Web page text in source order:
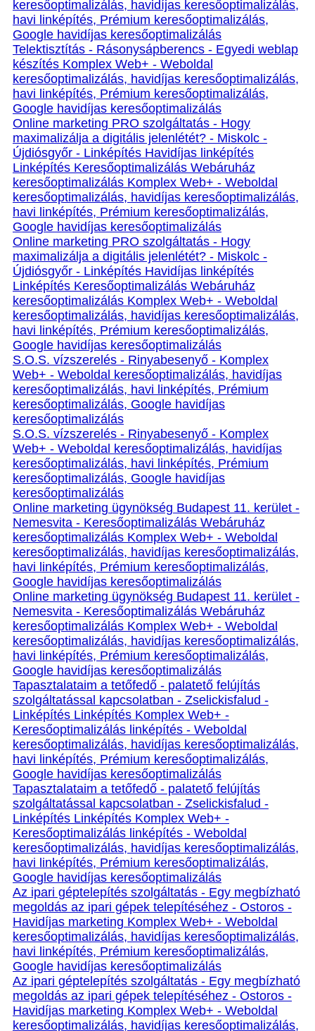
keresőoptimalizálás, havidíjas keresőoptimalizálás,
havi linképítés, Prémium keresőoptimalizálás,
Google havidíjas keresőoptimalizálás
Telektisztítás - Rásonysápberencs - Egyedi weblap
készítés Komplex Web+ - Weboldal
keresőoptimalizálás, havidíjas keresőoptimalizálás,
havi linképítés, Prémium keresőoptimalizálás,
Google havidíjas keresőoptimalizálás
Online marketing PRO szolgáltatás - Hogy
maximalizálja a digitális jelenlétét? - Miskolc -
Újdiósgyőr - Linképítés Havidíjas linképítés
Linképítés Keresőoptimalizálás Webáruház
keresőoptimalizálás Komplex Web+ - Weboldal
keresőoptimalizálás, havidíjas keresőoptimalizálás,
havi linképítés, Prémium keresőoptimalizálás,
Google havidíjas keresőoptimalizálás
Online marketing PRO szolgáltatás - Hogy
maximalizálja a digitális jelenlétét? - Miskolc -
Újdiósgyőr - Linképítés Havidíjas linképítés
Linképítés Keresőoptimalizálás Webáruház
keresőoptimalizálás Komplex Web+ - Weboldal
keresőoptimalizálás, havidíjas keresőoptimalizálás,
havi linképítés, Prémium keresőoptimalizálás,
Google havidíjas keresőoptimalizálás
S.O.S. vízszerelés - Rinyabesenyő - Komplex
Web+ - Weboldal keresőoptimalizálás, havidíjas
keresőoptimalizálás, havi linképítés, Prémium
keresőoptimalizálás, Google havidíjas
keresőoptimalizálás
S.O.S. vízszerelés - Rinyabesenyő - Komplex
Web+ - Weboldal keresőoptimalizálás, havidíjas
keresőoptimalizálás, havi linképítés, Prémium
keresőoptimalizálás, Google havidíjas
keresőoptimalizálás
Online marketing ügynökség Budapest 11. kerület -
Nemesvita - Keresőoptimalizálás Webáruház
keresőoptimalizálás Komplex Web+ - Weboldal
keresőoptimalizálás, havidíjas keresőoptimalizálás,
havi linképítés, Prémium keresőoptimalizálás,
Google havidíjas keresőoptimalizálás
Online marketing ügynökség Budapest 11. kerület -
Nemesvita - Keresőoptimalizálás Webáruház
keresőoptimalizálás Komplex Web+ - Weboldal
keresőoptimalizálás, havidíjas keresőoptimalizálás,
havi linképítés, Prémium keresőoptimalizálás,
Google havidíjas keresőoptimalizálás
Tapasztalataim a tetőfedő - palatető felújítás
szolgáltatással kapcsolatban - Zselickisfalud -
Linképítés Linképítés Komplex Web+ -
Keresőoptimalizálás linképítés - Weboldal
keresőoptimalizálás, havidíjas keresőoptimalizálás,
havi linképítés, Prémium keresőoptimalizálás,
Google havidíjas keresőoptimalizálás
Tapasztalataim a tetőfedő - palatető felújítás
szolgáltatással kapcsolatban - Zselickisfalud -
Linképítés Linképítés Komplex Web+ -
Keresőoptimalizálás linképítés - Weboldal
keresőoptimalizálás, havidíjas keresőoptimalizálás,
havi linképítés, Prémium keresőoptimalizálás,
Google havidíjas keresőoptimalizálás
Az ipari géptelepítés szolgáltatás - Egy megbízható
megoldás az ipari gépek telepítéséhez - Ostoros -
Havidíjas marketing Komplex Web+ - Weboldal
keresőoptimalizálás, havidíjas keresőoptimalizálás,
havi linképítés, Prémium keresőoptimalizálás,
Google havidíjas keresőoptimalizálás
Az ipari géptelepítés szolgáltatás - Egy megbízható
megoldás az ipari gépek telepítéséhez - Ostoros -
Havidíjas marketing Komplex Web+ - Weboldal
keresőoptimalizálás, havidíjas keresőoptimalizálás,